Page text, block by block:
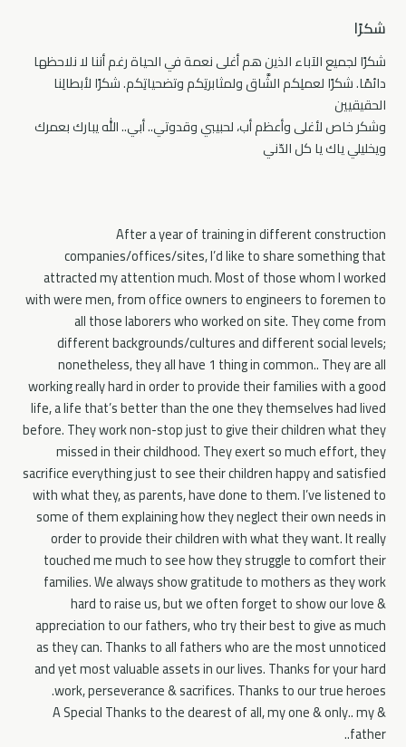
شكرًا
شكرًا لجميع الآباء الذين هم أغلى نعمة في الحياة رغم أننا لا نلاحظها
دائمًا. شكرًا لعملِكم الشَّاق ولمثابرتِكم وتضحياتِكم. شكرًا لأبطالِنا
الحقيقيين
وشكر خاص لأغلى وأعظم أب، لحبيبي وقدوتي.. أبي.. الله يبارك بعمرك
ويخليلي ياك يا كل الدّني
After a year of training in different construction
companies/offices/sites, I’d like to share something that
attracted my attention much. Most of those whom I worked
with were men, from office owners to engineers to foremen to
all those laborers who worked on site. They come from
different backgrounds/cultures and different social levels;
nonetheless, they all have 1 thing in common.. They are all
working really hard in order to provide their families with a good
life, a life that’s better than the one they themselves had lived
before. They work non-stop just to give their children what they
missed in their childhood. They exert so much effort, they
sacrifice everything just to see their children happy and satisfied
with what they, as parents, have done to them. I’ve listened to
some of them explaining how they neglect their own needs in
order to provide their children with what they want. It really
touched me much to see how they struggle to comfort their
families. We always show gratitude to mothers as they work
hard to raise us, but we often forget to show our love &
appreciation to our fathers, who try their best to give as much
as they can. Thanks to all fathers who are the most unnoticed
and yet most valuable assets in our lives. Thanks for your hard
work, perseverance & sacrifices. Thanks to our true heroes.
& A Special Thanks to the dearest of all, my one & only.. my
father..